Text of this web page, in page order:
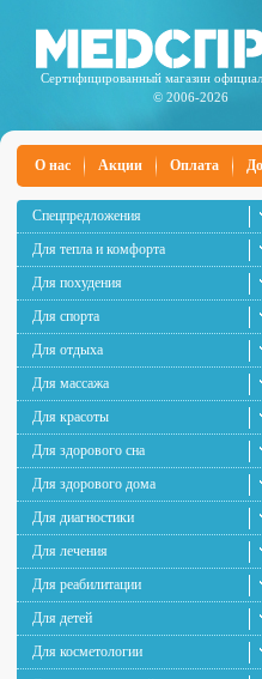
Сертифицированный магазин
© 2006-2026
О нас Акции Оплата
Спецпредложения
Для тепла и комфорта
Для похудения
Для спорта
Для отдыха
Для массажа
Для красоты
Для здорового сна
Для здорового дома
Для диагностики
Для лечения
Для реабилитации
Для детей
Для косметологии